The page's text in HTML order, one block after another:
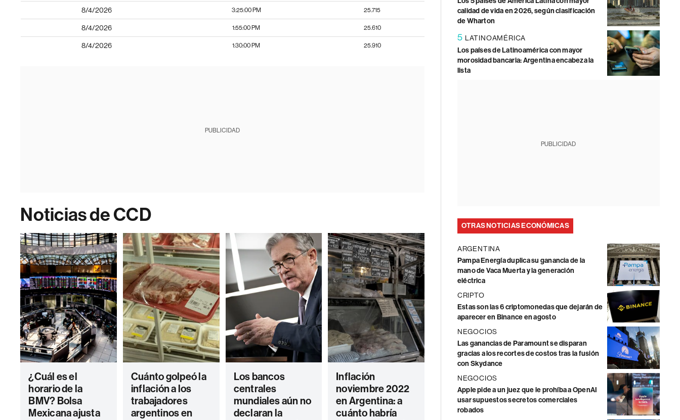
8/4/2026 3:25:00 PM 25.715
8/4/2026 1:55:00 PM 25.610
8/4/2026 1:30:00 PM 25.910
PUBLICIDAD
Noticias de CCD
¿Cuál es el
horario de la
BMV? Bolsa
Mexicana ajusta
Cuánto golpeó la
inflación a los
trabajadores
argentinos en
Los bancos
centrales
mundiales aún no
declaran la
Inflación
noviembre 2022
en Argentina: a
cuánto habría
calidad de vida en 2026, según clasificación
de Wharton
5 LATINOAMÉRICA
Los países de Latinoamérica con mayor
morosidad bancaria: Argentina encabeza la
lista
PUBLICIDAD
OTRAS NOTICIAS ECONÓMICAS
ARGENTINA
Pampa Energía duplica su ganancia de la
mano de Vaca Muerta y la generación
eléctrica
CRIPTO
Estas son las 6 criptomonedas que dejarán de
aparecer en Binance en agosto
NEGOCIOS
Las ganancias de Paramount se disparan
gracias a los recortes de costos tras la fusión
con Skydance
NEGOCIOS
Apple pide a un juez que le prohíba a OpenAI
usar supuestos secretos comerciales
robados